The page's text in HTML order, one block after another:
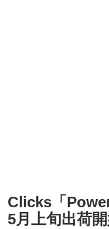
Clicks「
5月上旬出荷